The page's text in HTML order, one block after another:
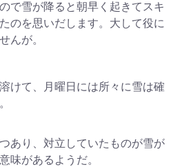
で雪が降ると朝早く起きてスキ
のを思いだします。大して役に
んが。
けて、月曜日には所々に雪は確
あり、対立していたものが雪が
味があるようだ。